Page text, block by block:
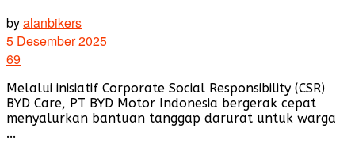
byalanbikers
5 Desember 2025
69
Melalui inisiatif Corporate Social Responsibility (CSR)
BYD Care, PT BYD Motor Indonesia bergerak cepat
menyalurkan bantuan tanggap darurat untuk warga
...